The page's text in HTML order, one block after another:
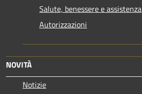
Salute, benessere e assistenza
Autorizzazioni
NOVITÀ
Notizie